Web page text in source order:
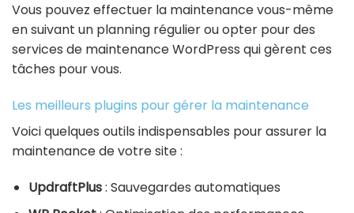
Vous pouvez effectuer la maintenance vous-même
en suivant un planning régulier ou opter pour des
services de maintenance WordPress qui gèrent ces
tâches pour vous.
Les meilleurs plugins pour gérer la maintenance
Voici quelques outils indispensables pour assurer la
maintenance de votre site :
UpdraftPlus: Sauvegardes automatiques